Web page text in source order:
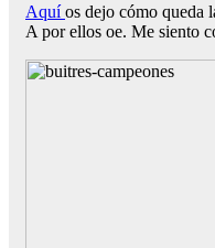
Aquíos dejo cómo queda
A por ellos oe. Me siento